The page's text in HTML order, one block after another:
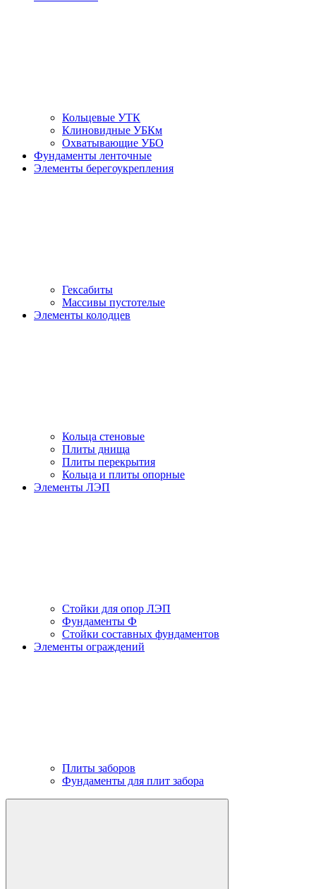
Кольцевые УТК
Клиновидные УБКм
Охватывающие УБО
Фундаменты ленточные
Элементы берегоукрепления
Гексабиты
Массивы пустотелые
Элементы колодцев
Кольца стеновые
Плиты днища
Плиты перекрытия
Кольца и плиты опорные
Элементы ЛЭП
Стойки для опор ЛЭП
Фундаменты Ф
Стойки составных фундаментов
Элементы ограждений
Плиты заборов
Фундаменты для плит забора